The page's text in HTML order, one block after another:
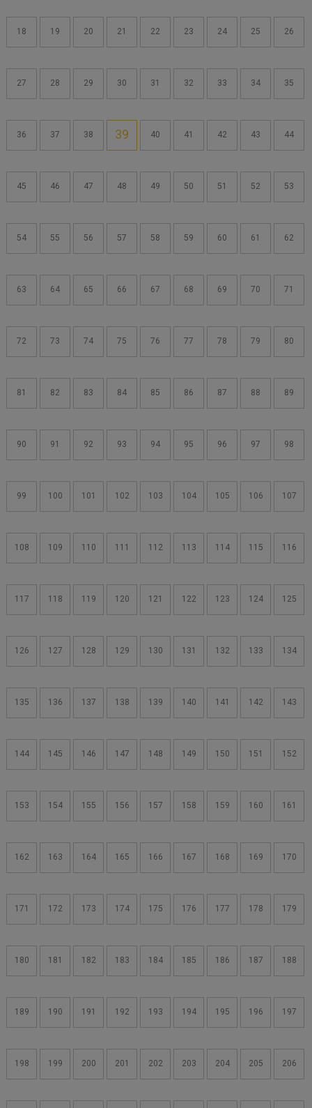
18 19 20 21 22 23 24 25 26
27 28 29 30 31 32 33 34 35
36 37 38 39 40 41 42 43 44
45 46 47 48 49 50 51 52 53
54 55 56 57 58 59 60 61 62
63 64 65 66 67 68 69 70 71
72 73 74 75 76 77 78 79 80
81 82 83 84 85 86 87 88 89
90 91 92 93 94 95 96 97 98
99 100 101 102 103 104 105 106 107
108 109 110 111 112 113 114 115 116
117 118 119 120 121 122 123 124 125
126 127 128 129 130 131 132 133 134
135 136 137 138 139 140 141 142 143
144 145 146 147 148 149 150 151 152
153 154 155 156 157 158 159 160 161
162 163 164 165 166 167 168 169 170
171 172 173 174 175 176 177 178 179
180 181 182 183 184 185 186 187 188
189 190 191 192 193 194 195 196 197
198 199 200 201 202 203 204 205 206